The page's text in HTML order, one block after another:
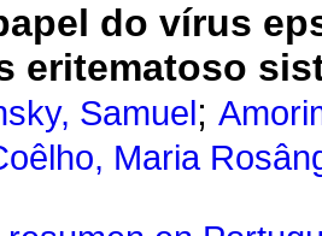
do vírus
eritematoso
Samuel ;
Maria